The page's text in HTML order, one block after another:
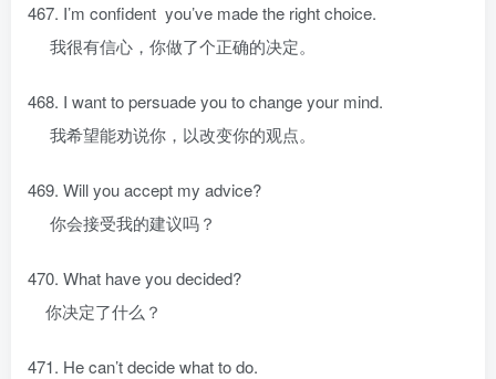
467. I’m confident you’ve made the right choice.
我很有信心，你做了个正确的决定。
468. I want to persuade you to change your mind.
我希望能劝说你，以改变你的观点。
469. Will you accept my advice?
你会接受我的建议吗？
470. What have you decided?
你决定了什么？
471. He can’t decide what to do.